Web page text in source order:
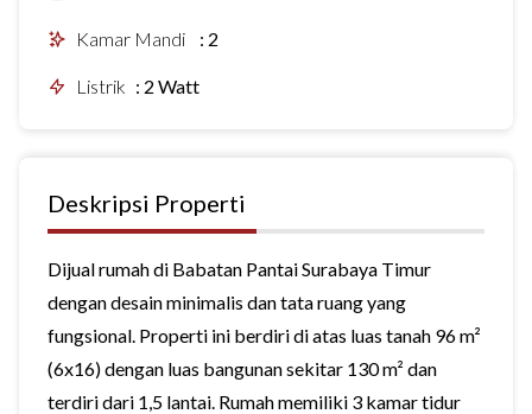
Kamar Mandi : 2
Listrik : 2 Watt
Deskripsi Properti
Dijual rumah di Babatan Pantai Surabaya Timur
dengan desain minimalis dan tata ruang yang
fungsional. Properti ini berdiri di atas luas tanah 96 m²
(6x16) dengan luas bangunan sekitar 130 m² dan
terdiri dari 1,5 lantai. Rumah memiliki 3 kamar tidur